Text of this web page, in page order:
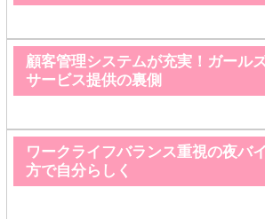
顧客管理システムが充実！ガール
サービス提供の裏側
ワークライフバランス重視の夜バ
方で自分らしく